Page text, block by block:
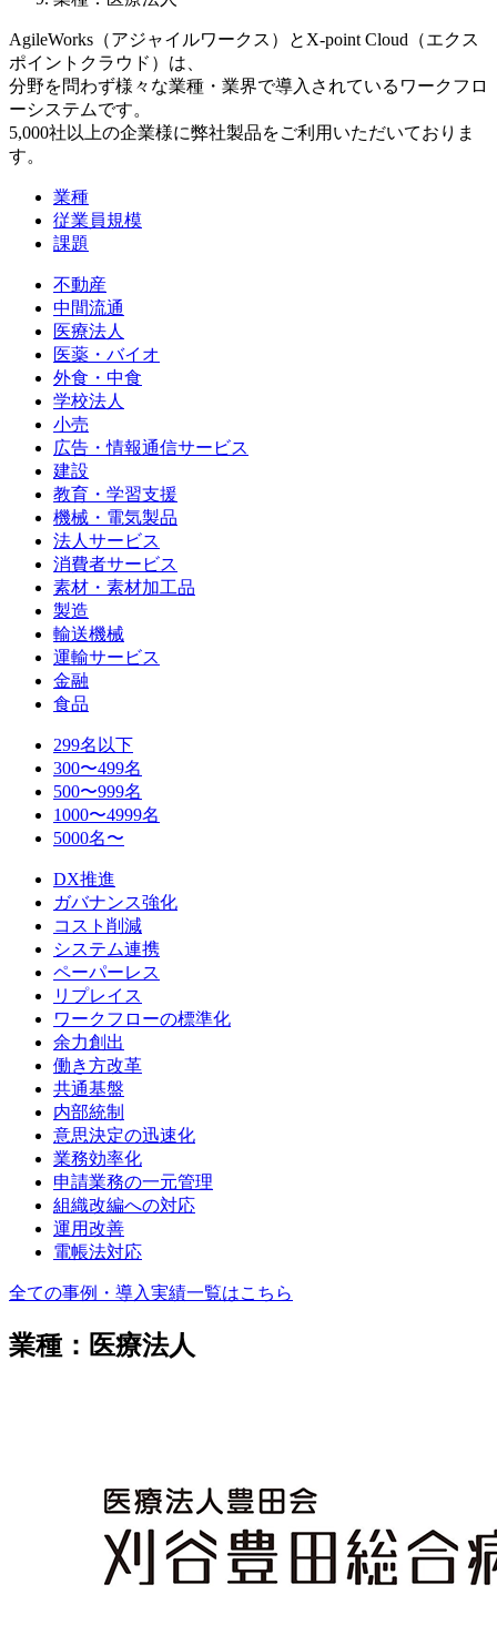
AgileWorks（アジャイルワークス）とX-point Cloud（エクス
ポイントクラウド）は、
分野を問わず様々な業種・業界で導入されているワークフロ
ーシステムです。
5,000社以上の企業様に弊社製品をご利用いただいておりま
す。
業種
従業員規模
課題
不動産
中間流通
医療法人
医薬・バイオ
外食・中食
学校法人
小売
広告・情報通信サービス
建設
教育・学習支援
機械・電気製品
法人サービス
消費者サービス
素材・素材加工品
製造
輸送機械
運輸サービス
金融
食品
299名以下
300〜499名
500〜999名
1000〜4999名
5000名〜
DX推進
ガバナンス強化
コスト削減
システム連携
ペーパーレス
リプレイス
ワークフローの標準化
余力創出
働き方改革
共通基盤
内部統制
意思決定の迅速化
業務効率化
申請業務の一元管理
組織改編への対応
運用改善
電帳法対応
全ての事例・導入実績一覧はこちら
業種：医療法人